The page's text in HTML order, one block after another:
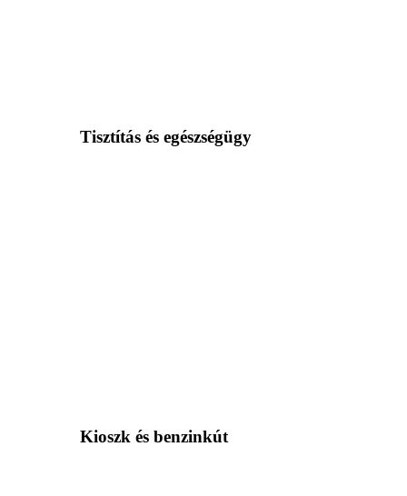
Tisztítás és egészségügy
Kioszk és benzinkút